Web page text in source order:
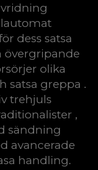
dess satsa
övergripande
olika
satsa greppa .
trehjuls
,
sändning
avancerade
handling.